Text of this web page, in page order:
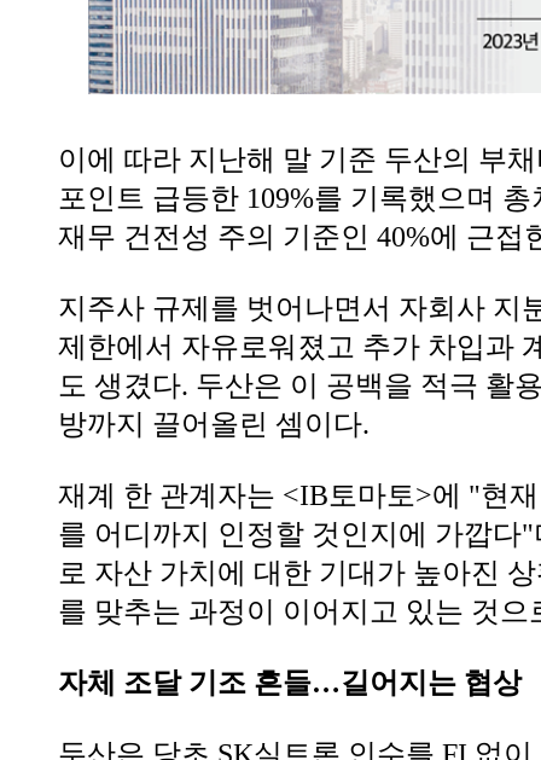
이에 따라 지난해 말 기준 두산의 부
포인트 급등한 109%를 기록했으며
재무 건전성 주의 기준인 40%에 근접
지주사 규제를 벗어나면서 자회사 지
제한에서 자유로워졌고 추가 차입과
도 생겼다. 두산은 이 공백을 적극 활
방까지 끌어올린 셈이다.
재계 한 관계자는 <IB토마토>에 "현
를 어디까지 인정할 것인지에 가깝다
로 자산 가치에 대한 기대가 높아진
를 맞추는 과정이 이어지고 있는 것
자체 조달 기조 흔들…길어지는 협상